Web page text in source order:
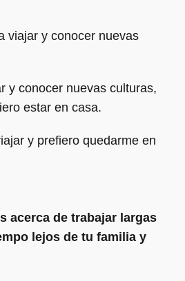
viajar y conocer nuevas
y conocer nuevas culturas,
estar en casa.
y prefiero quedarme en
acerca de trabajar largas
lejos de tu familia y